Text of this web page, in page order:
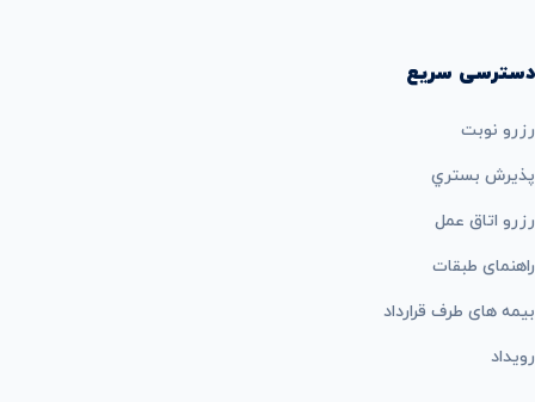
دسترسی سریع
رزرو نوبت
پذيرش بستري
رزرو اتاق عمل
راهنمای طبقات
بيمه های طرف قرارداد
رویداد